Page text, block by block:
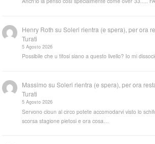
Henry Roth suSoleri rientra (e spera), per ora
Turati
5 Agosto 2026
Possibile che u tifosi siano a questo livello? Io mi
Massimo suSoleri rientra (e spera), per ora
Turati
5 Agosto 2026
Servono cloun al circo potete accomodarvi visto lo
scorsa stagione pietosi e ora cosa…